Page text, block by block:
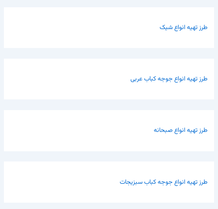
طرز تهیه انواع شیک
طرز تهیه انواع جوجه کباب عربی
طرز تهیه انواع صبحانه
طرز تهیه انواع جوجه کباب سبزیجات